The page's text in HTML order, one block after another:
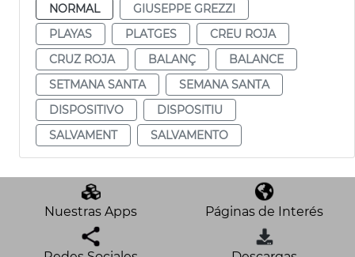
NORMAL
GIUSEPPE GREZZI
PLAYAS
PLATGES
CREU ROJA
CRUZ ROJA
BALANÇ
BALANCE
SETMANA SANTA
SEMANA SANTA
DISPOSITIVO
DISPOSITIU
SALVAMENT
SALVAMENTO
Nuestras Apps Páginas de Interés